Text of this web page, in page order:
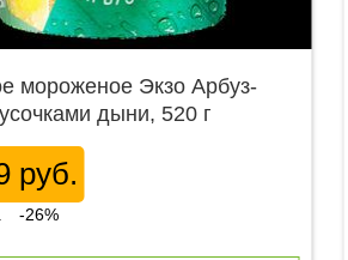
мороженое Экзо Арбуз-
дыни, 520 г
руб.
-26%